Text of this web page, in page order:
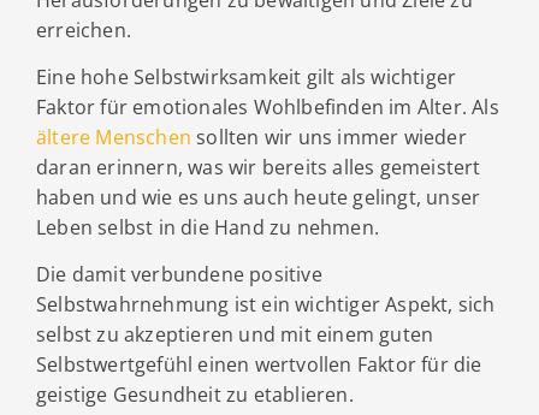
erreichen.
Eine hohe Selbstwirksamkeit gilt als wichtiger
Faktor für emotionales Wohlbefinden im Alter. Als
ältere Menschen sollten wir uns immer wieder
daran erinnern, was wir bereits alles gemeistert
haben und wie es uns auch heute gelingt, unser
Leben selbst in die Hand zu nehmen.
Die damit verbundene positive
Selbstwahrnehmung ist ein wichtiger Aspekt, sich
selbst zu akzeptieren und mit einem guten
Selbstwertgefühl einen wertvollen Faktor für die
geistige Gesundheit zu etablieren.